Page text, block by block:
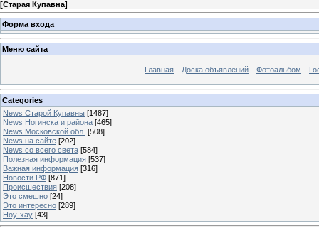
[Старая Купавна]
Форма входа
Меню сайта
Главная Доска объявлений Фотоальбом
Categories
News Старой Купавны [1487]
News Ногинска и района [465]
News Московской обл. [508]
News на сайте [202]
News со всего света [584]
Полезная информация [537]
Важная информация [316]
Новости РФ [871]
Происшествия [208]
Это смешно [24]
Это интересно [289]
Ноу-хау [43]